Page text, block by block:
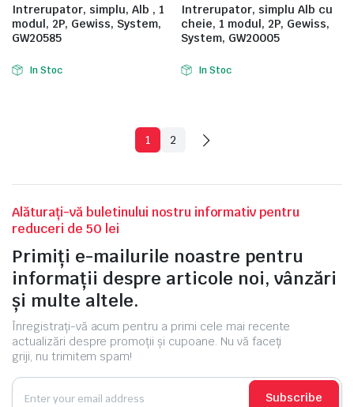
Intrerupator, simplu, Alb , 1
modul, 2P, Gewiss, System,
GW20585
In Stoc
Intrerupator, simplu Alb cu
cheie, 1 modul, 2P, Gewiss,
System, GW20005
In Stoc
1 2
Alăturați-vă buletinului nostru informativ pentru
reduceri de 50 lei
Primiți e-mailurile noastre pentru
informații despre articole noi, vânzări
și multe altele.
Înregistrați-vă acum pentru a primi cele mai recente
actualizări despre promoții și cupoane. Nu vă faceți
griji, nu trimitem spam!
Subscribe